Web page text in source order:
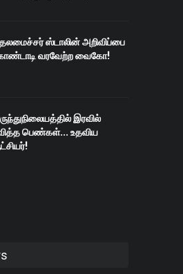
ஸ்டாலின் அறிவிப்பை
வரவேற்ற வைகோ!
இரவில்
பெண்கள்... உதவிய